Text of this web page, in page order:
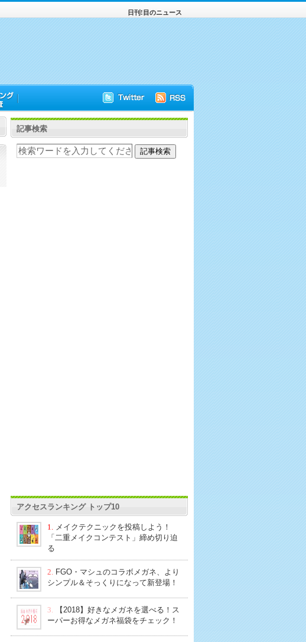
日刊!目のニュース
記事検索
アクセスランキング トップ10
1.
メイクテクニックを投稿しよう！
「二重メイクコンテスト」締め切り迫
る
2. FGO・マシュのコラボメガネ、より
シンプル＆そっくりになって新登場！
3.
【2018】好きなメガネを選べる！ス
ーパーお得なメガネ福袋をチェック！